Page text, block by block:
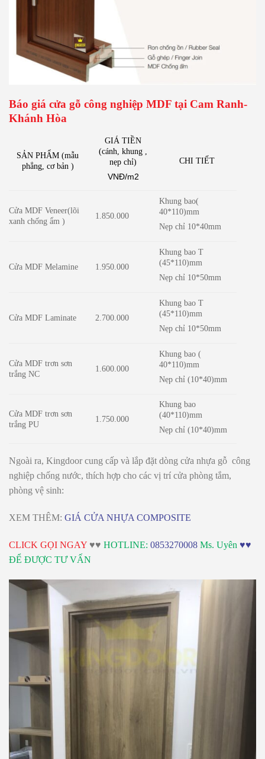
Báo giá cửa gỗ công nghiệp MDF tại Cam Ranh-
Khánh Hòa
SẢN PHẨM (mẫu
phẳng, cơ bản )
GIÁ TIỀN
(cánh, khung ,
nẹp chỉ)
VNĐ/m2
CHI TIẾT
Cửa MDF Veneer(lõi
xanh chống ẩm )
1.850.000
Khung bao(
40*110)mm
Nẹp chỉ 10*40mm
Cửa MDF Melamine 1.950.000
Khung bao T
(45*110)mm
Nẹp chỉ 10*50mm
Cửa MDF Laminate 2.700.000
Khung bao T
(45*110)mm
Nẹp chỉ 10*50mm
Cửa MDF trơn sơn
trắng NC
1.600.000
Khung bao (
40*110)mm
Nẹp chỉ (10*40)mm
Cửa MDF trơn sơn
trắng PU
1.750.000
Khung bao
(40*110)mm
Nẹp chỉ (10*40)mm
Ngoài ra, Kingdoor cung cấp và lắp đặt dòng cửa nhựa gỗ công
nghiệp chống nước, thích hợp cho các vị trí cửa phòng tắm,
phòng vệ sinh:
XEM THÊM: GIÁ CỬA NHỰA COMPOSITE
CLICK GỌI NGAY ♥♥ HOTLINE: 0853270008 Ms. Uyên ♥♥
ĐỂ ĐƯỢC TƯ VẤN